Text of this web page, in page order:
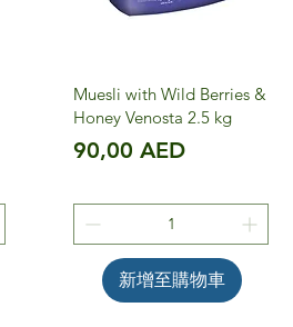
Muesli with Wild Berries &
Honey Venosta 2.5 kg
價格
90,00 AED
新增至購物車